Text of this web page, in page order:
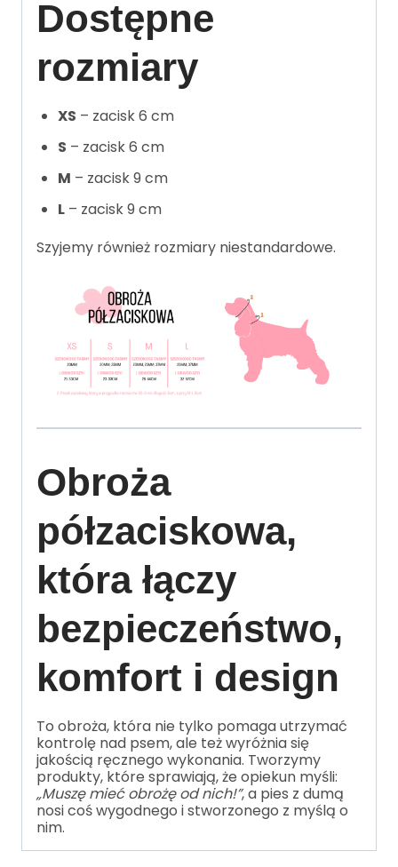
Dostępne
rozmiary
XS – zacisk 6 cm
S – zacisk 6 cm
M – zacisk 9 cm
L – zacisk 9 cm
Szyjemy również rozmiary niestandardowe.
Obroża
półzaciskowa,
która łączy
bezpieczeństwo,
komfort i design
To obroża, która nie tylko pomaga utrzymać
kontrolę nad psem, ale też wyróżnia się
jakością ręcznego wykonania. Tworzymy
produkty, które sprawiają, że opiekun myśli:
„Muszę mieć obrożę od nich!”, a pies z dumą
nosi coś wygodnego i stworzonego z myślą o
nim.